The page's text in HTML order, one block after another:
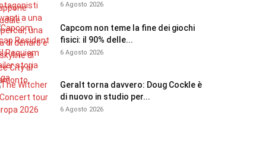
6 Agosto 2026
Capcom non teme la fine dei giochi
fisici: il 90% delle...
6 Agosto 2026
Geralt torna davvero: Doug Cockle è
di nuovo in studio per...
6 Agosto 2026